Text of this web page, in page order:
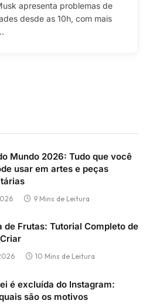
apresenta problemas de
desde as 10h, com mais
Mundo 2026: Tudo que você
usar em artes e peças
9 Mins de Leitura
de Frutas: Tutorial Completo de
10 Mins de Leitura
é excluída do Instagram:
são os motivos